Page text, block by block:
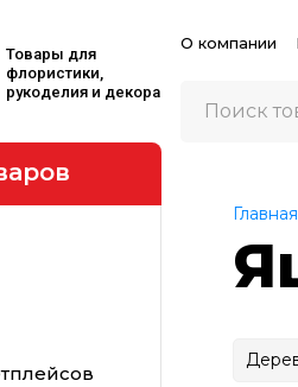
Товары для
флористики,
рукоделия и декора
О компании
Главная